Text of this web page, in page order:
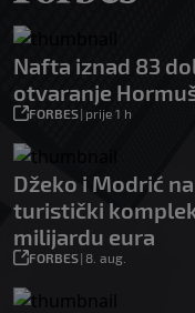
Nafta iznad 83
otvaranje
FORBES| prije 1 h
Džeko i Modrić
turistički
milijardu eura
FORBES| 8. aug.